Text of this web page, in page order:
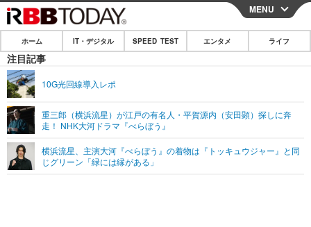
CLOSE
ホーム
IT・デジタル
ネタ
ショッピング その他
SPEED TEST
エンタメ
エンタメTOP
ライフ
MENU
ホーム IT・デジタル SPEED TEST エンタメ ライフ
注目記事
10G光回線導入レポ
重三郎（横浜流星）が江戸の有名人・平賀源内（安田顕）探しに奔
走！ NHK大河ドラマ『べらぼう』
横浜流星、主演大河『べらぼう』の着物は『トッキュウジャー』と同
じグリーン「緑には縁がある」